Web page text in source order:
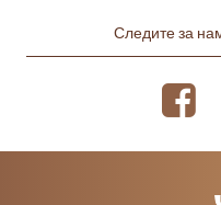
Следите за